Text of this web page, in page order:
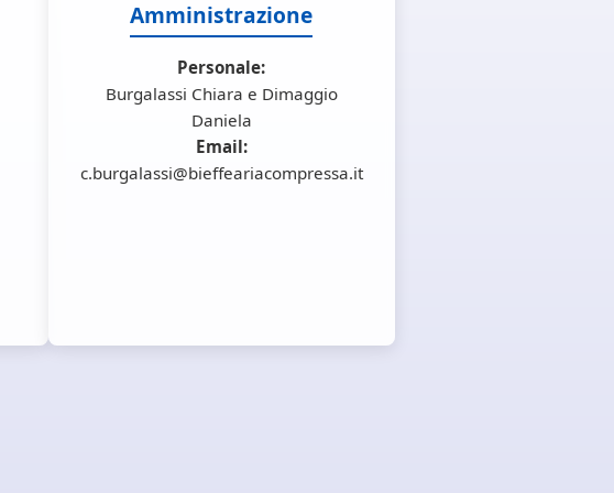
Amministrazione
Personale:
Burgalassi Chiara e Dimaggio
Daniela
Email:
c.burgalassi@bieffeariacompressa.it